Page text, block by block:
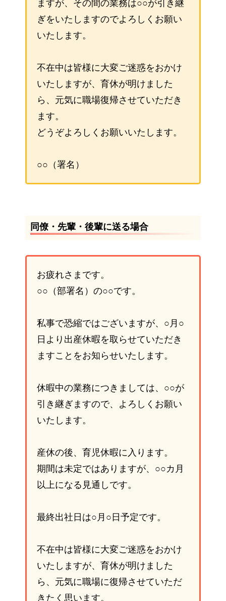
ますが、その間の業務は○○が引き継
ぎをいたしますのでよろしくお願い
いたします。
不在中は皆様に大変ご迷惑をおかけ
いたしますが、育休が明けました
ら、元気に職場復帰させていただき
ます。
どうぞよろしくお願いいたします。
○○（署名）
同僚・先輩・後輩に送る場合
お疲れさまです。
○○（部署名）の○○です。
私事で恐縮ではございますが、○月○
日より出産休暇を取らせていただき
ますことをお知らせいたします。
休暇中の業務につきましては、○○が
引き継ぎますので、よろしくお願い
いたします。
産休の後、育児休暇に入ります。
期間は未定ではありますが、○○カ月
以上になる見通しです。
最終出社日は○月○日予定です。
不在中は皆様に大変ご迷惑をおかけ
いたしますが、育休が明けました
ら、元気に職場に復帰させていただ
きたく思います。